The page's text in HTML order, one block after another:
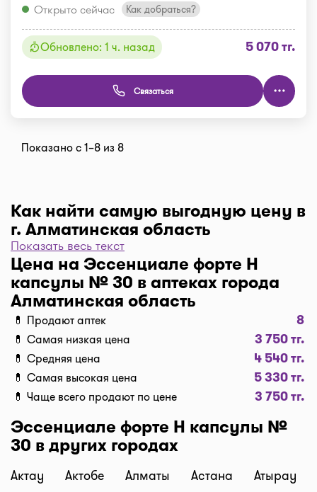
Открыто сейчас
Как добраться?
Обновлено: 1 ч. назад 5 070 тг.
Связаться
Показано с 1–8 из 8
Как найти самую выгодную цену в
г. Алматинская область
Чтобы отфильтровать аптеки по цене, нажмите
"Фильтр", далее "По цене, от 1..." и кнопку
"Выбрать". Самая низкая цена в аптеке перед
вами. Экономьте с помощью сервиса I-teka!
Доставка
Нужна быстрая доставка лекарств в г.
Алматинская область? Добавляйте нужные
препараты по кнопке "Купить", оформляйте
заявку в корзине "Выбрать аптеку" и наши
курьеры доставят препараты домой или на
работу по оптимальной цене. Средняя цена
доставки лекарств на данный момент от 1500 тг.
до 2500 тг. (стоимость зависит от времени суток и
Показать весь текст
Цена на Эссенциале форте Н
капсулы № 30 в аптеках города
Алматинская область
💊 Продают аптек 8
💊 Самая низкая цена 3 750 тг.
💊 Средняя цена 4 540 тг.
💊 Самая высокая цена 5 330 тг.
💊 Чаще всего продают по цене 3 750 тг.
Эссенциале форте Н капсулы №
30 в других городах
Актау Актобе Алматы Астана
Атырау